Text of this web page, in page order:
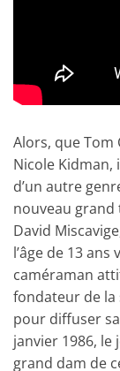
Alors, que Tom
Nicole
d’un autre
nouveau grand
David
l’âge de 13
caméraman
fondateur de la
pour diffuser
janvier 1986,
grand dam de